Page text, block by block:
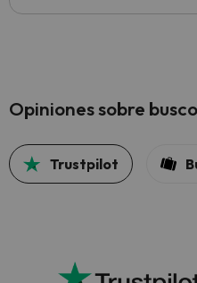
Opiniones sobre
Trustpilot